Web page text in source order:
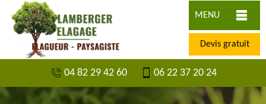
MENU
Devis gratuit
04 82 29 42 60 06 22 37 20 24